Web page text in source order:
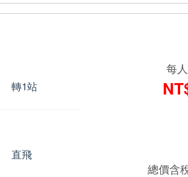
轉1站
直飛
每
總價含